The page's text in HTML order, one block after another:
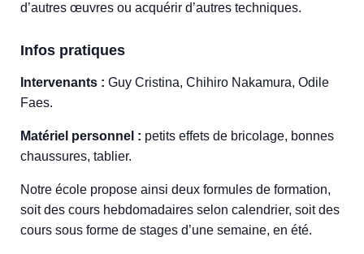
d’autres œuvres ou acquérir d’autres techniques.
Infos pratiques
Intervenants : Guy Cristina, Chihiro Nakamura, Odile
Faes.
Matériel personnel : petits effets de bricolage, bonnes
chaussures, tablier.
Notre école propose ainsi deux formules de formation,
soit des cours hebdomadaires selon calendrier, soit des
cours sous forme de stages d’une semaine, en été.